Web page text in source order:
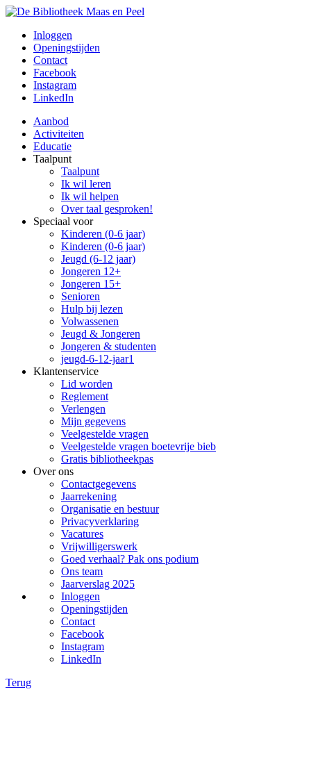
Inloggen
Openingstijden
Contact
Facebook
Instagram
LinkedIn
Aanbod
Activiteiten
Educatie
Taalpunt
Taalpunt
Ik wil leren
Ik wil helpen
Over taal gesproken!
Speciaal voor
Kinderen (0-6 jaar)
Kinderen (0-6 jaar)
Jeugd (6-12 jaar)
Jongeren 12+
Jongeren 15+
Senioren
Hulp bij lezen
Volwassenen
Jeugd & Jongeren
Jongeren & studenten
jeugd-6-12-jaar1
Klantenservice
Lid worden
Reglement
Verlengen
Mijn gegevens
Veelgestelde vragen
Veelgestelde vragen boetevrije bieb
Gratis bibliotheekpas
Over ons
Contactgegevens
Jaarrekening
Organisatie en bestuur
Privacyverklaring
Vacatures
Vrijwilligerswerk
Goed verhaal? Pak ons podium
Ons team
Jaarverslag 2025
Inloggen
Openingstijden
Contact
Facebook
Instagram
LinkedIn
Terug